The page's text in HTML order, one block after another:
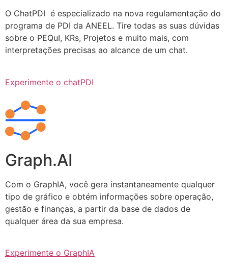
O ChatPDI é especializado na nova regulamentação do
programa de PDI da ANEEL. Tire todas as suas dúvidas
sobre o PEQuI, KRs, Projetos e muito mais, com
interpretações precisas ao alcance de um chat.
Experimente o chatPDI
Graph.AI
Com o GraphIA, você gera instantaneamente qualquer
tipo de gráfico e obtém informações sobre operação,
gestão e finanças, a partir da base de dados de
qualquer área da sua empresa.
Experimente o GraphIA